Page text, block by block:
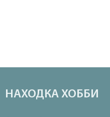
НАХОДКА ХОББИ